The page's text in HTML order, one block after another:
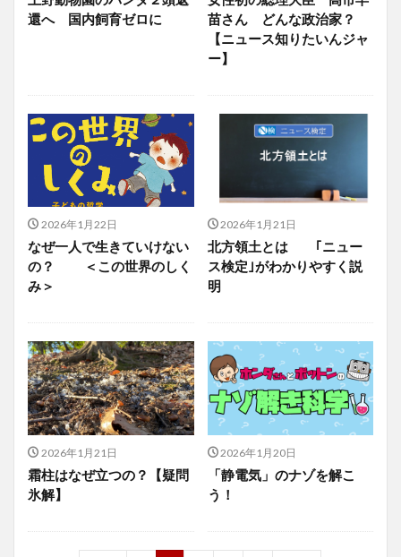
還へ 国内飼育ゼロに
苗さん どんな政治家？
【ニュース知りたいんジャ
ー】
2026年1月22日
なぜ一人で生きていけない
の？ ＜この世界のしく
み＞
2026年1月21日
北方領土とは ｢ニュー
ス検定｣がわかりやすく説
明
2026年1月21日
霜柱はなぜ立つの？【疑問
氷解】
2026年1月20日
「静電気」のナゾを解こ
う！